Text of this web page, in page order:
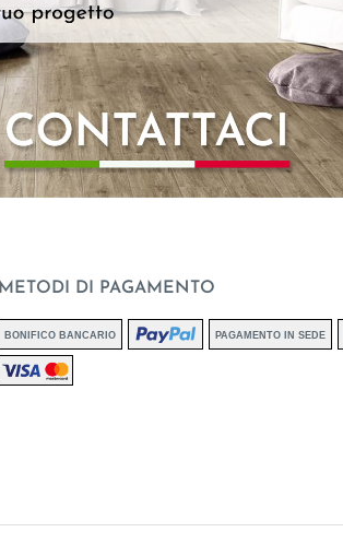
METODI DI PAGAMENTO
BONIFICO BANCARIO PAGAMENTO IN SEDE